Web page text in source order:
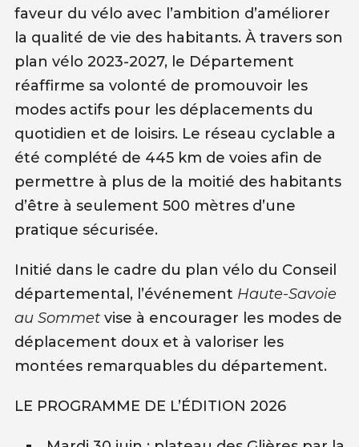
faveur du vélo avec l’ambition d’améliorer
la qualité de vie des habitants. À travers son
plan vélo 2023-2027, le Département
réaffirme sa volonté de promouvoir les
modes actifs pour les déplacements du
quotidien et de loisirs. Le réseau cyclable a
été complété de 445 km de voies afin de
permettre à plus de la moitié des habitants
d’être à seulement 500 mètres d’une
pratique sécurisée.
Initié dans le cadre du plan vélo du Conseil
départemental, l’événement Haute-Savoie
au Sommetvise à encourager les modes de
déplacement doux et à valoriser les
montées remarquables du département.
LE PROGRAMME DE L’ÉDITION 2026